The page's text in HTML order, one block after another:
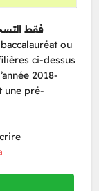
فقط
ou
ci-dessus
2018-
une pré-